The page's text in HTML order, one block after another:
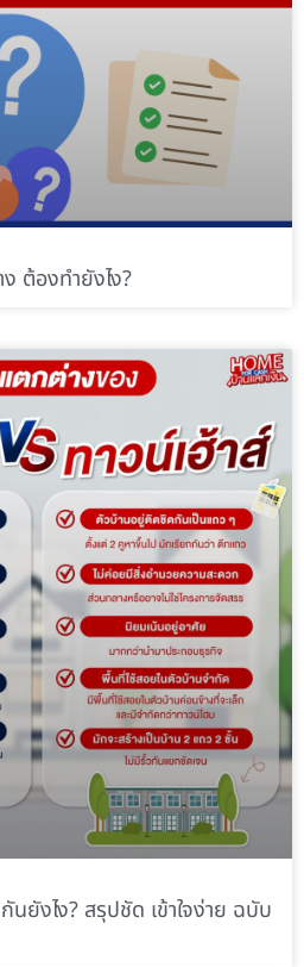
ต้องทำยังไง?
นยังไง? สรุปชัด เข้าใจง่าย ฉบับ